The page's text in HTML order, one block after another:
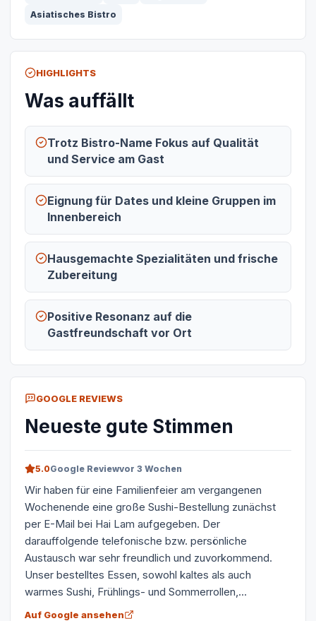
Asiatisches Bistro
HIGHLIGHTS
Was auffällt
Trotz Bistro-Name Fokus auf Qualität
und Service am Gast
Eignung für Dates und kleine Gruppen im
Innenbereich
Hausgemachte Spezialitäten und frische
Zubereitung
Positive Resonanz auf die
Gastfreundschaft vor Ort
GOOGLE REVIEWS
Neueste gute Stimmen
5.0Google Reviewvor 3 Wochen
Wir haben für eine Familienfeier am vergangenen
Wochenende eine große Sushi-Bestellung zunächst
per E-Mail bei Hai Lam aufgegeben. Der
darauffolgende telefonische bzw. persönliche
Austausch war sehr freundlich und zuvorkommend.
Unser bestelltes Essen, sowohl kaltes als auch
warmes Sushi, Frühlings- und Sommerrollen,...
Auf Google ansehen